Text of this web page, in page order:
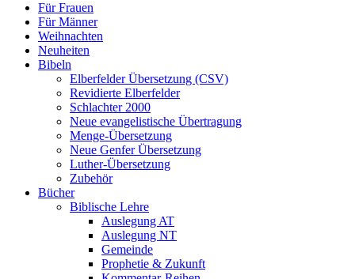
Für Frauen
Für Männer
Weihnachten
Neuheiten
Bibeln
Elberfelder Übersetzung (CSV)
Revidierte Elberfelder
Schlachter 2000
Neue evangelistische Übertragung
Menge-Übersetzung
Neue Genfer Übersetzung
Luther-Übersetzung
Zubehör
Bücher
Biblische Lehre
Auslegung AT
Auslegung NT
Gemeinde
Prophetie & Zukunft